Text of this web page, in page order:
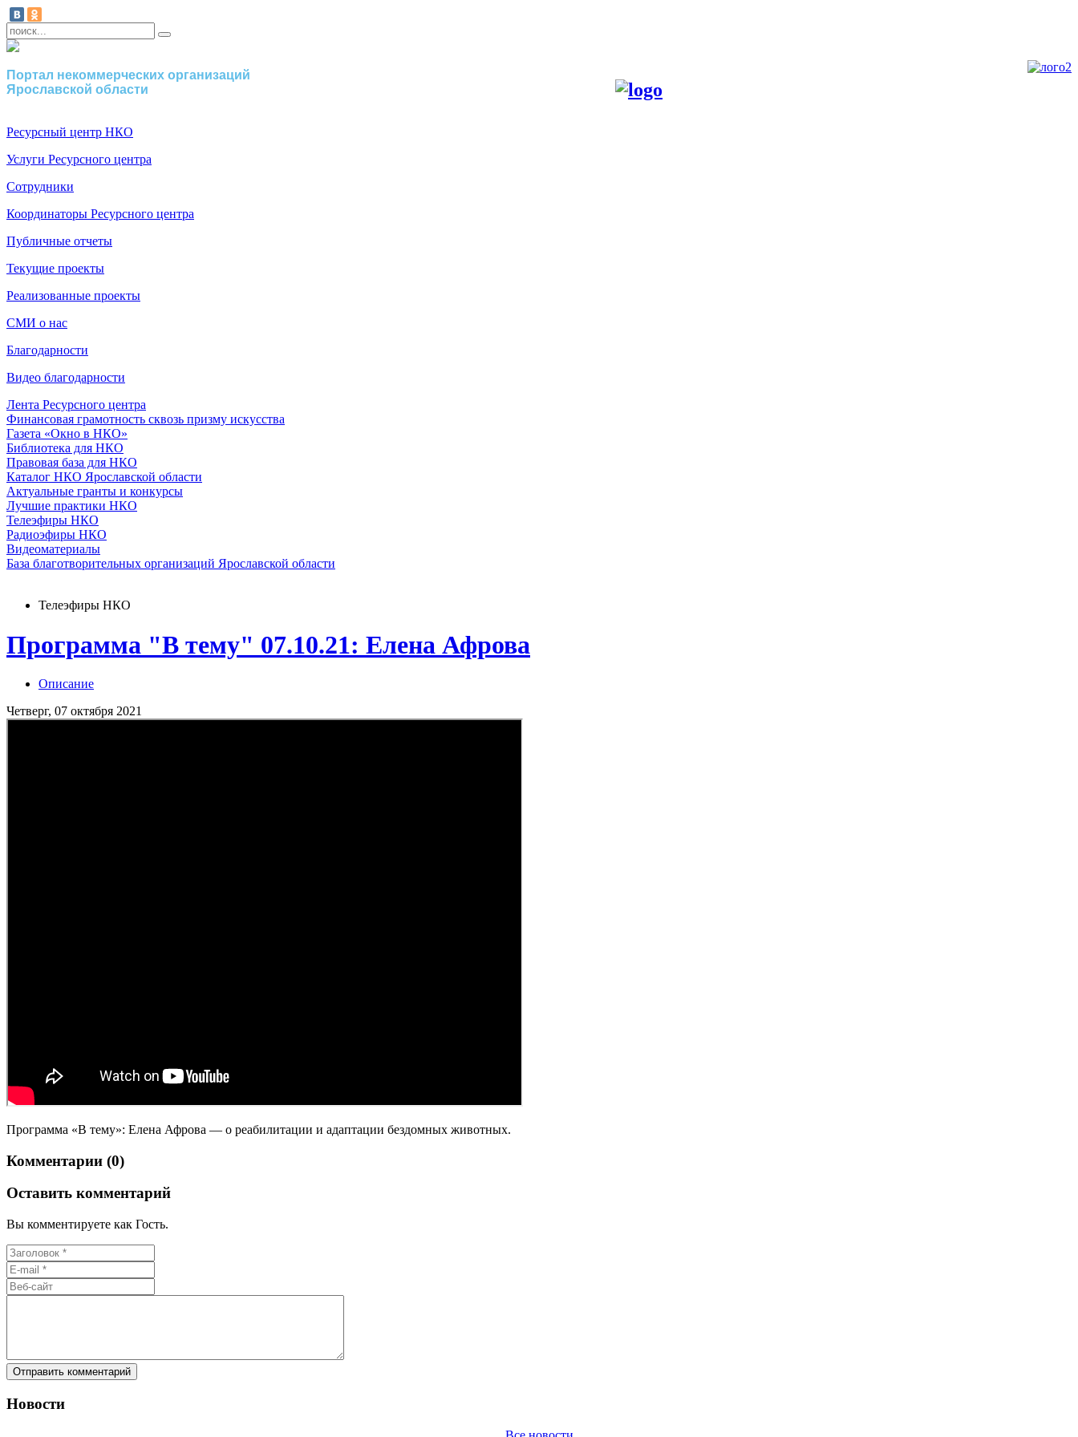
Портал некоммерческих организаций
Ярославской области
Ресурсный центр НКО
Услуги Ресурсного центра
Сотрудники
Координаторы Ресурсного центра
Публичные отчеты
Текущие проекты
Реализованные проекты
СМИ о нас
Благодарности
Видео благодарности
Лента Ресурсного центра
Финансовая грамотность сквозь призму искусства
Газета «Окно в НКО»
Библиотека для НКО
Правовая база для НКО
Каталог НКО Ярославской области
Актуальные гранты и конкурсы
Лучшие практики НКО
Телеэфиры НКО
Радиоэфиры НКО
Видеоматериалы
База благотворительных организаций Ярославской области
Телеэфиры НКО
Программа "В тему" 07.10.21: Елена Афрова
Описание
Четверг, 07 октября 2021
Программа «В тему»: Елена Афрова — о реабилитации и адаптации бездомных животных.
Комментарии (0)
Оставить комментарий
Вы комментируете как Гость.
Новости